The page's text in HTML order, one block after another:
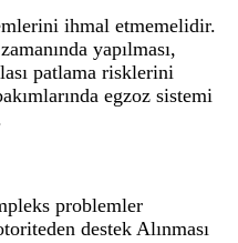
ihmal etmemelidir.
yapılması,
patlama risklerini
egzoz sistemi
problemler
destek Alınması